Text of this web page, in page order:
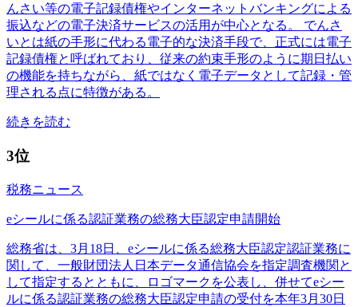
んさい等の電子記録債権やインターネットバンキングによる
振込などの電子決済サービスの活用が中心となる。 でんさ
いとは紙の手形に代わる電子的な決済手段で、正式には電子
記録債権と呼ばれており、従来の約束手形のように期日払い
の機能を持ちながら、紙ではなく電子データとして記録・管
理される点に特徴がある。
続きを読む
3位
税務ニュース
eシールに係る認証業務の総務大臣認定申請開始
総務省は、3月18日、eシールに係る総務大臣認定認証業務に
関して、一般財団法人日本データ通信協会を指定調査機関と
して指定するとともに、ロゴマークを公表し、併せてeシー
ルに係る認証業務の総務大臣認定申請の受付を本年3月30日